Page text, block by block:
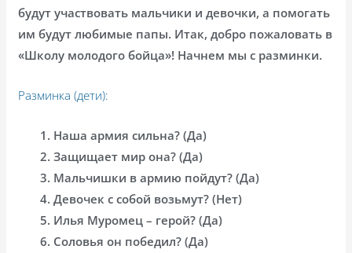
будут участвовать мальчики и девочки, а помогать
им будут любимые папы. Итак, добро пожаловать в
«Школу молодого бойца»! Начнем мы с разминки.
Разминка (дети):
Наша армия сильна? (Да)
Защищает мир она? (Да)
Мальчишки в армию пойдут? (Да)
Девочек с собой возьмут? (Нет)
Илья Муромец – герой? (Да)
Соловья он победил? (Да)